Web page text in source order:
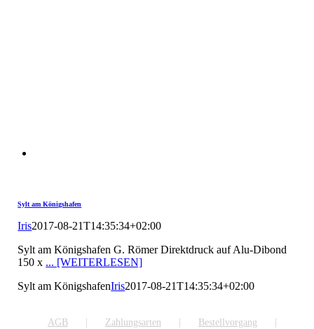
Sylt am Königshafen
Iris2017-08-21T14:35:34+02:00
Sylt am Königshafen G. Römer Direktdruck auf Alu-Dibond
150 x ... [WEITERLESEN]
Sylt am KönigshafenIris2017-08-21T14:35:34+02:00
AGB Zahlungsarten
Bestellvorgang